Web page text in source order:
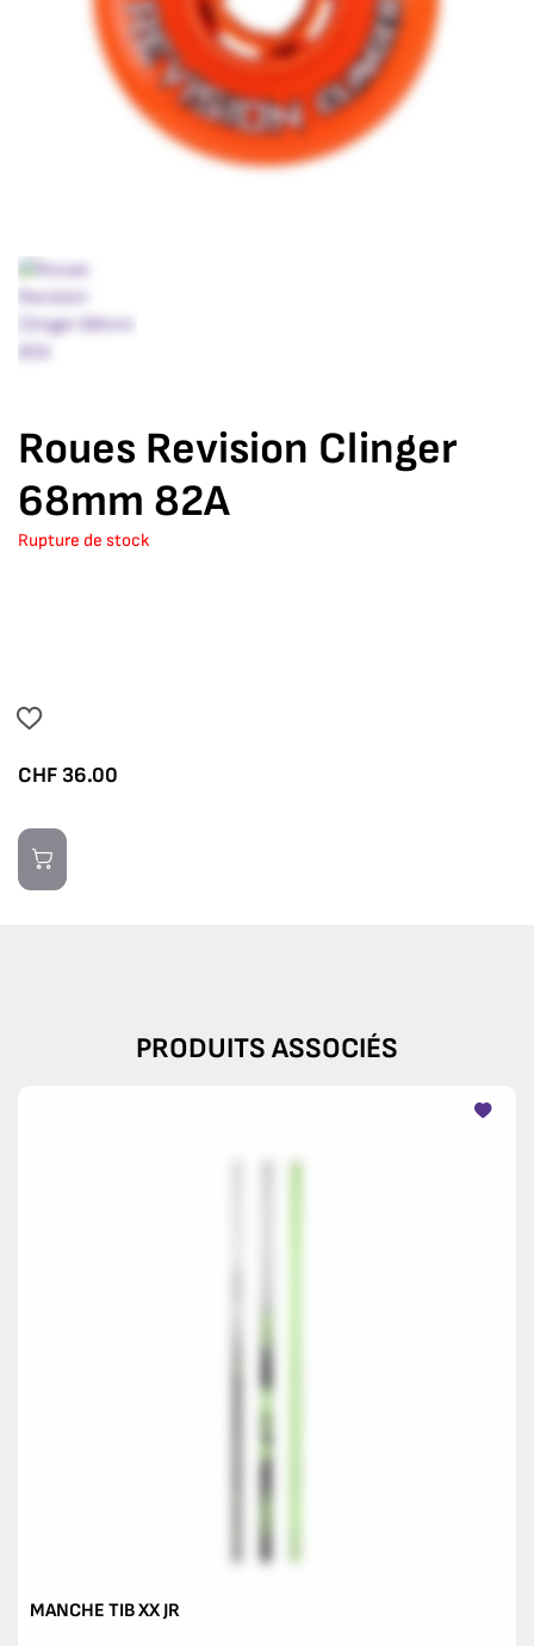
Roues Revision Clinger
68mm 82A
Rupture de stock
CHF 36.00
PRODUITS ASSOCIÉS
MANCHE TIB XX JR